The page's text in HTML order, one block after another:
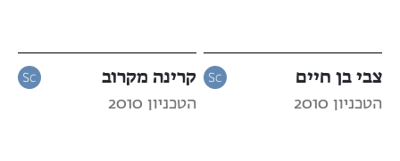
צבי בן חיים
הטכניון 2010
קרינה מקרוב
הטכניון 2010